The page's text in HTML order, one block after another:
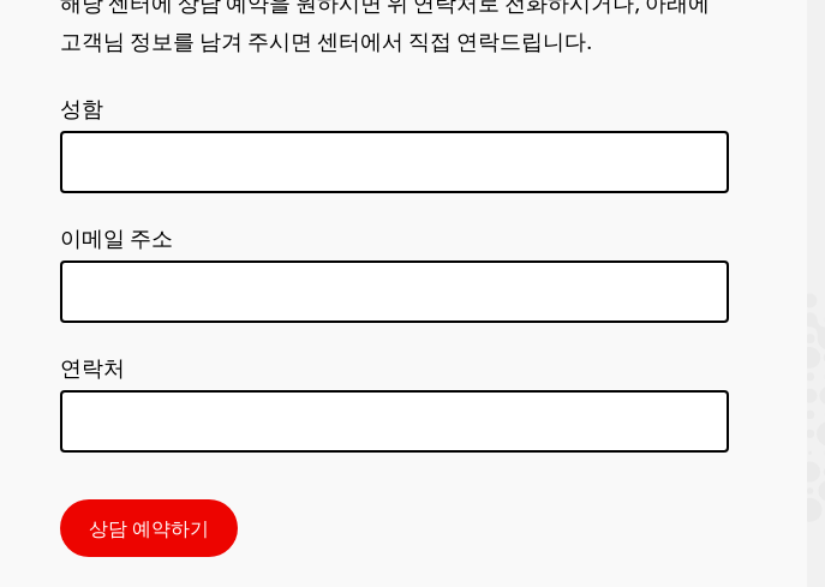
해당 센터에 상담 예약을 원하시면 위 연락처로 전화하시거나, 아래에
고객님 정보를 남겨 주시면 센터에서 직접 연락드립니다.
성함
이메일 주소
연락처